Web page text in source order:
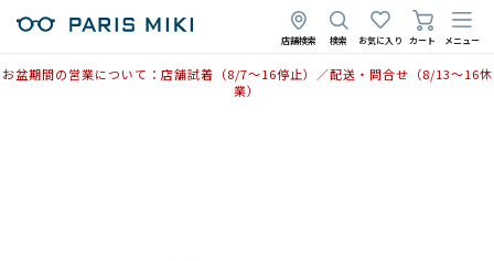
店舗検索 検索 お気に入り カート メニュー
お盆期間の営業について：店舗試着（8/7〜16停止）／配送・問合せ（8/13〜16休
業）